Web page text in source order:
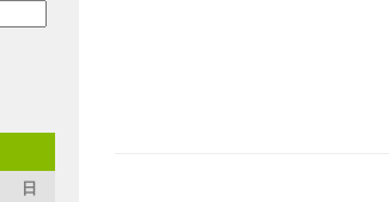
日